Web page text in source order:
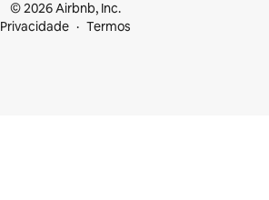
© 2026 Airbnb, Inc.
Privacidade
Termos